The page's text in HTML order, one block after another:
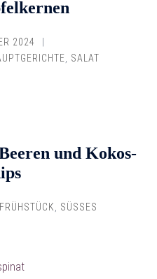
2024
SALAT
und Kokos-
FRÜHSTÜCK SÜSSES